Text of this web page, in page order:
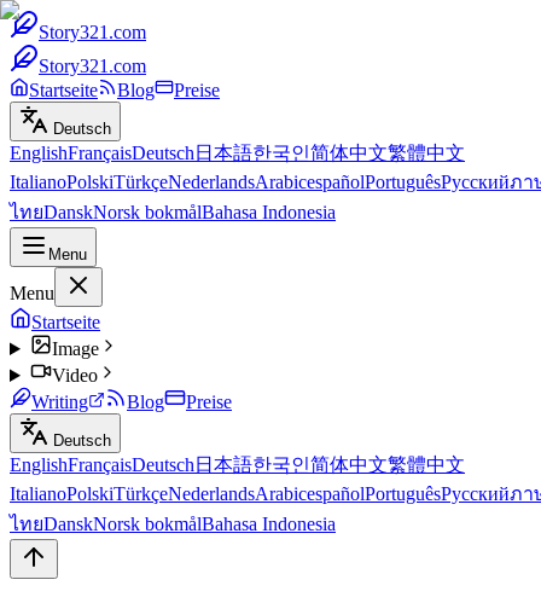
Story321.com
Story321.com
Startseite
Blog Preise
Deutsch
EnglishFrançaisDeutsch 日本語한국인简体中文繁體中文
ItalianoPolskiTürkçeNederlandsArabicespañolPortuguêsРусскийภา
ไทยDanskNorsk bokmålBahasa Indonesia
Menu
Menu
Startseite
Image
Video
Writing
Blog Preise
Deutsch
EnglishFrançaisDeutsch 日本語한국인简体中文繁體中文
ItalianoPolskiTürkçeNederlandsArabicespañolPortuguêsРусскийภา
ไทยDanskNorsk bokmålBahasa Indonesia